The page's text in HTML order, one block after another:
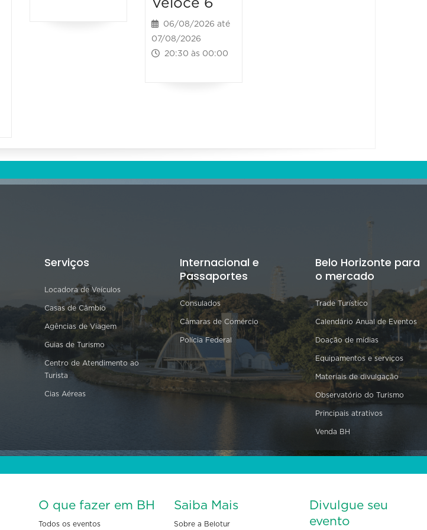
Veloce 6
06/08/2026 até
07/08/2026
20:30 às 00:00
Serviços
Locadora de Veículos
Casas de Câmbio
Agências de Viagem
Guias de Turismo
Centro de Atendimento ao
Turista
Cias Aéreas
Internacional e
Passaportes
Consulados
Câmaras de Comércio
Polícia Federal
Belo Horizonte para
o mercado
Trade Turístico
Calendário Anual de Eventos
Doação de mídias
Equipamentos e serviços
Materiais de divulgação
Observatório do Turismo
Principais atrativos
Venda BH
O que fazer em BH
Todos os eventos
Saiba Mais
Sobre a Belotur
Divulgue seu
evento